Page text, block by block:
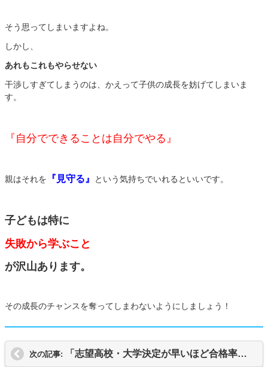
そう思ってしまいますよね。
しかし、
あれもこれもやらせない
干渉しすぎてしまうのは、かえって子供の成長を妨げてしまいま
す。
『自分でできることは自分でやる』
親はそれを 『見守る』 という気持ちでいれるといいです。
子どもは特に
失敗から学ぶこと
が沢山あります。
その成長のチャンスを奪ってしまわないようにしましょう！
次の記事: 「志望高校・大学決定が早いほど合格率アップする？ 知っておきたい進路目標のポイント３つ」その①